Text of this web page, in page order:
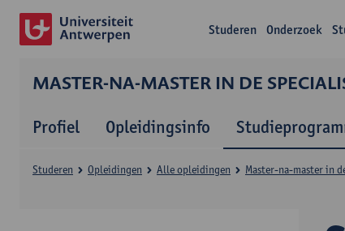
Studeren Onderzoek
MASTER-NA-MASTER IN DE
Profiel Opleidingsinfo
Studeren Opleidingen Alle opleidingen Master-na-master in